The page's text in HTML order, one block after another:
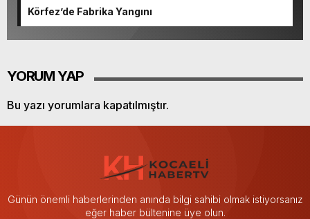
Körfez’de Fabrika Yangını
YORUM YAP
Bu yazı yorumlara kapatılmıştır.
Günün önemli haberlerinden anında bilgi sahibi olmak istiyorsanız
eğer haber bültenine üye olun.